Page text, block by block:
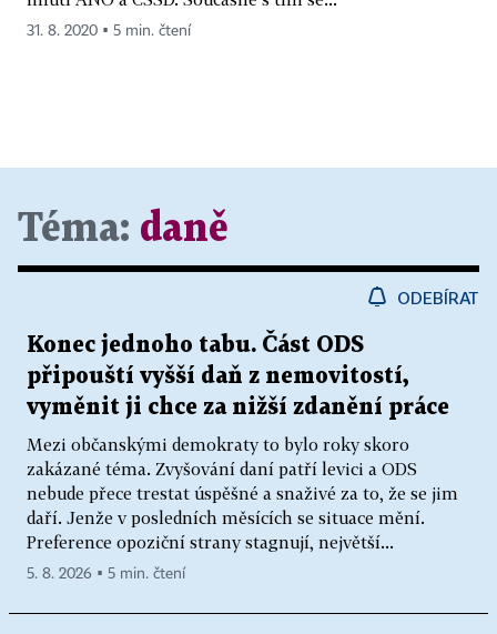
31. 8. 2020 ▪ 5 min. čtení
Téma: daně
ODEBÍRAT
Konec jednoho tabu. Část ODS
připouští vyšší daň z nemovitostí,
vyměnit ji chce za nižší zdanění práce
Mezi občanskými demokraty to bylo roky skoro
zakázané téma. Zvyšování daní patří levici a ODS
nebude přece trestat úspěšné a snaživé za to, že se jim
daří. Jenže v posledních měsících se situace mění.
Preference opoziční strany stagnují, největší...
5. 8. 2026 ▪ 5 min. čtení